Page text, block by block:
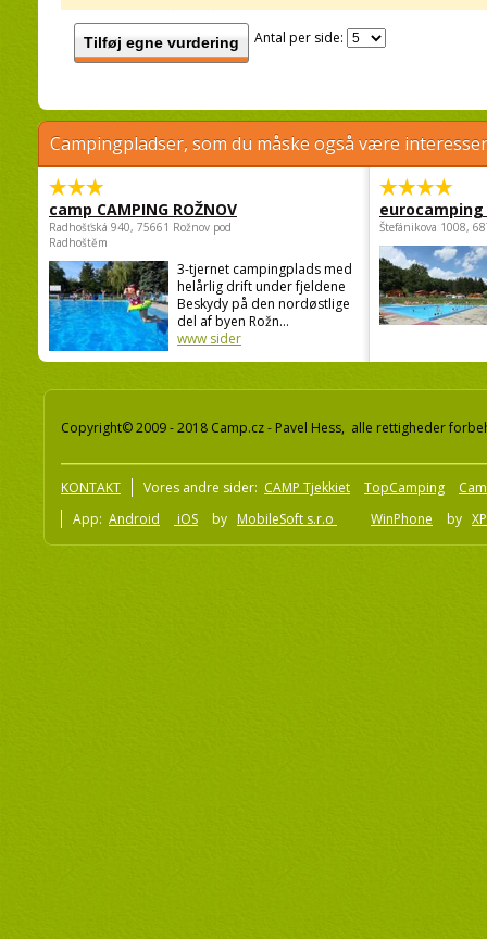
Tilføj egne vurdering Antal per side:
Campingpladser, som du måske også være
camp CAMPING ROŽNOV
Radhošťská 940, 75661 Rožnov pod
Radhoštěm
3-tjernet campingplads med
helårlig drift under fjeldene
Beskydy på den nordøstlige
del af byen Rožn...
www sider
Štefánikova 1008,
Copyright© 2009 - 2018 Camp.cz - Pavel Hess, alle rettigheder
KONTAKT Vores andre sider: CAMP Tjekkiet TopCamping
App: Android iOS by MobileSoft s.r.o WinPhone by